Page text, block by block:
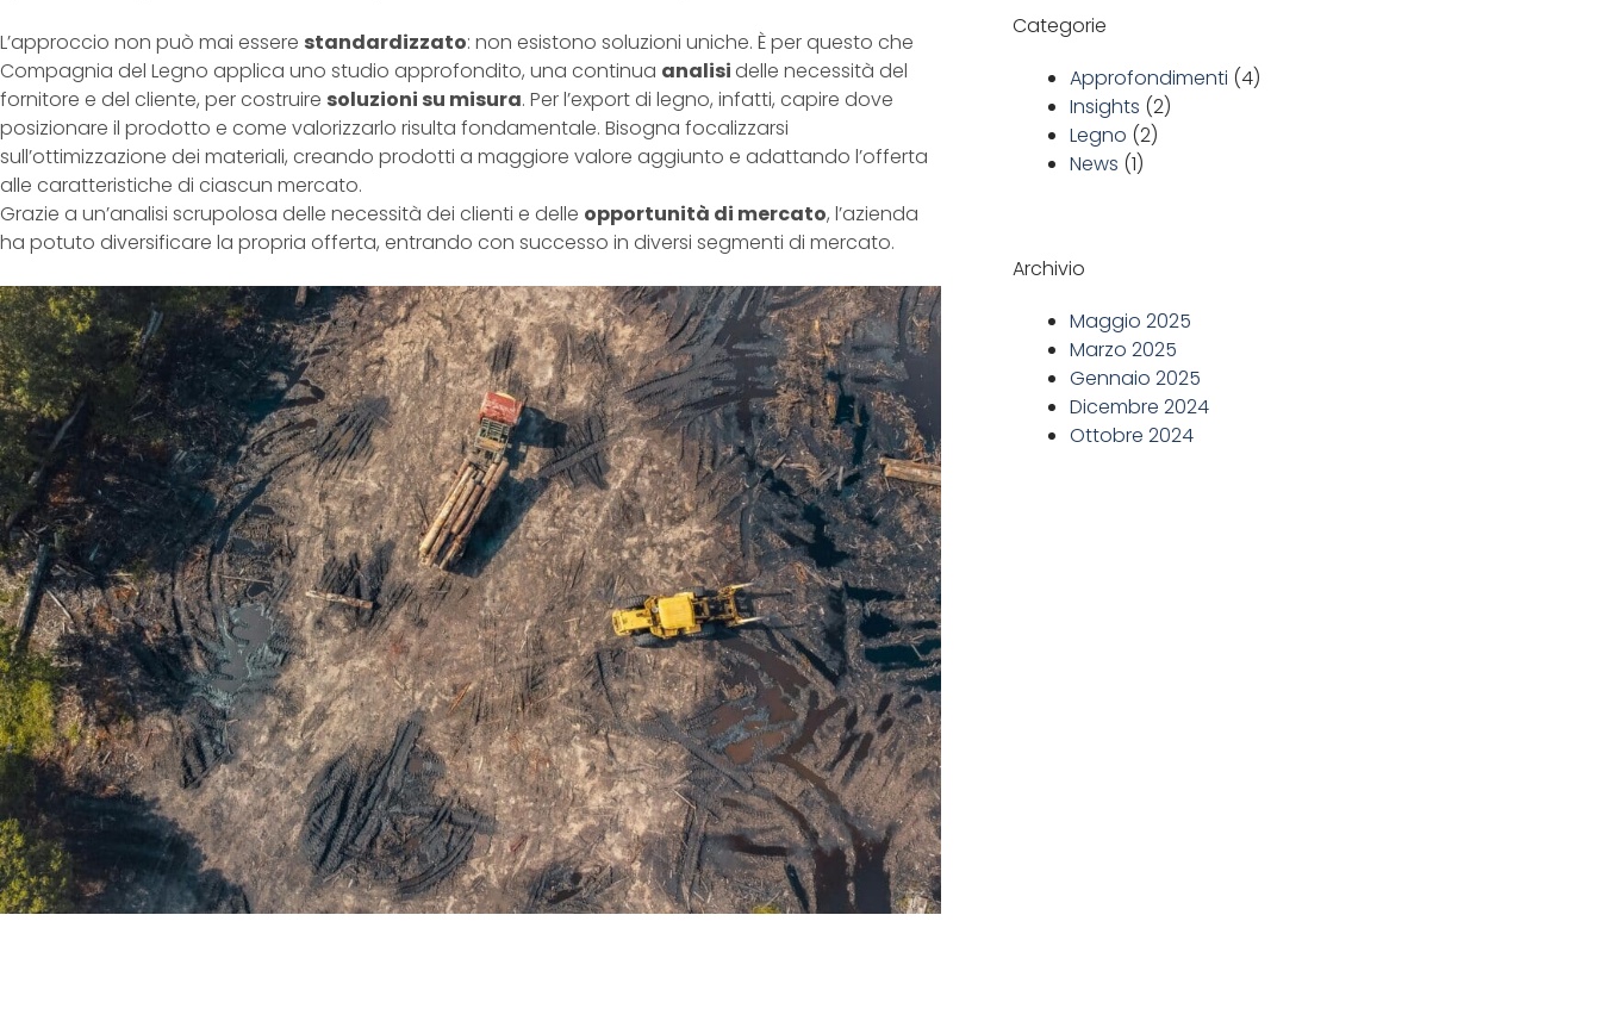
L’approccio non può mai essere standardizzato: non esistono soluzioni uniche. È per questo che
Compagnia del Legno applica uno studio approfondito, una continua analisidelle necessità del
fornitore e del cliente, per costruire soluzioni su misura. Per l’export di legno, infatti, capire dove
posizionare il prodotto e come valorizzarlo risulta fondamentale. Bisogna focalizzarsi
sull’ottimizzazione dei materiali, creando prodotti a maggiore valore aggiunto e adattando l’offerta
alle caratteristiche di ciascun mercato.
Grazie a un’analisi scrupolosa delle necessità dei clienti e delle opportunità di mercato, l’azienda
ha potuto diversificare la propria offerta, entrando con successo in diversi segmenti di mercato.
Categorie
Approfondimenti (4)
Insights (2)
Legno (2)
News (1)
Archivio
Maggio 2025
Marzo 2025
Gennaio 2025
Dicembre 2024
Ottobre 2024